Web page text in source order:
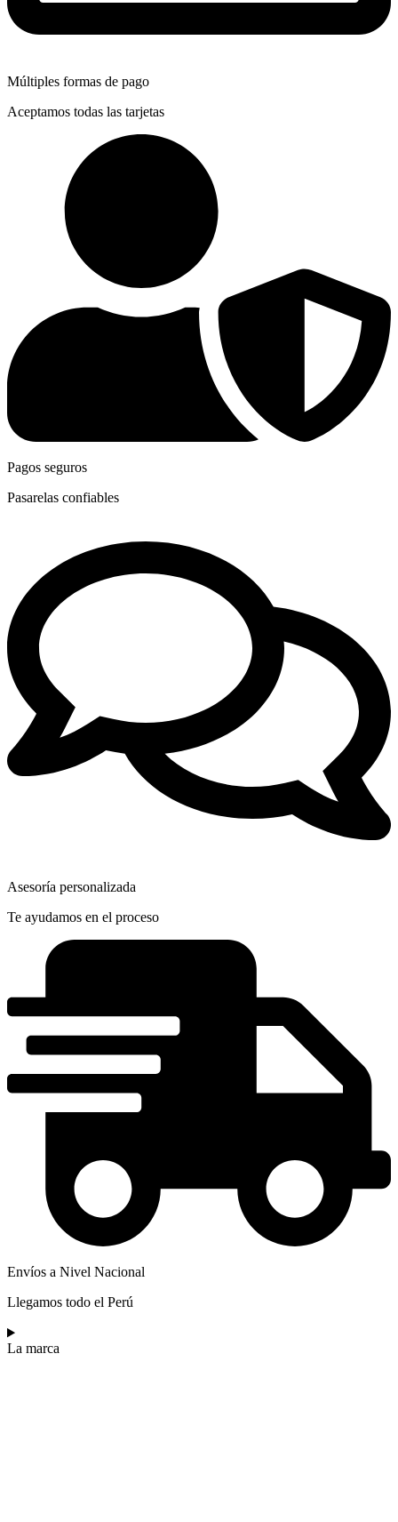
Múltiples formas de pago
Aceptamos todas las tarjetas
Pagos seguros
Pasarelas confiables
Asesoría personalizada
Te ayudamos en el proceso
Envíos a Nivel Nacional
Llegamos todo el Perú
La marca​